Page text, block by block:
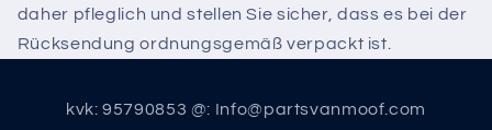
daher pfleglich und stellen Sie sicher, dass es bei der
Rücksendung ordnungsgemäß verpackt ist.
kvk: 95790853 @: Info@partsvanmoof.com